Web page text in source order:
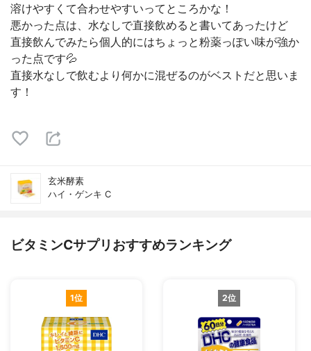
溶けやすくて合わせやすいってところかな！
悪かった点は、水なしで直接飲めると書いてあったけど
直接飲んでみたら個人的にはちょっと粉薬っぽい味が強か
った点です💦
直接水なしで飲むより何かに混ぜるのがベストだと思いま
す！
玄米酵素
ハイ・ゲンキ C
ビタミンCサプリおすすめランキング
1位 2位